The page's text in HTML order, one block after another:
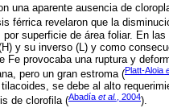
una aparente ausencia de
férrica revelaron que la
superficie de área foliar. En
y su inverso (L) y como
provocaba una ruptura y
pero un gran estroma (Platt-Aloia
se debe al alto
de clorofila (Abadía et al. , 2004).